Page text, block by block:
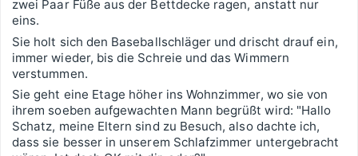
zwei Paar Füße aus der Bettdecke ragen, anstatt nur
eins.
Sie holt sich den Baseballschläger und drischt drauf ein,
immer wieder, bis die Schreie und das Wimmern
verstummen.
Sie geht eine Etage höher ins Wohnzimmer, wo sie von
ihrem soeben aufgewachten Mann begrüßt wird: "Hallo
Schatz, meine Eltern sind zu Besuch, also dachte ich,
dass sie besser in unserem Schlafzimmer untergebracht